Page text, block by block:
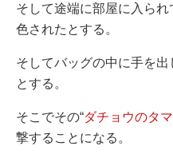
そして途端に部屋に入ら
色されたとする。
そしてバッグの中に手を
とする。
そこでその“ダチョウのタ
撃することになる。